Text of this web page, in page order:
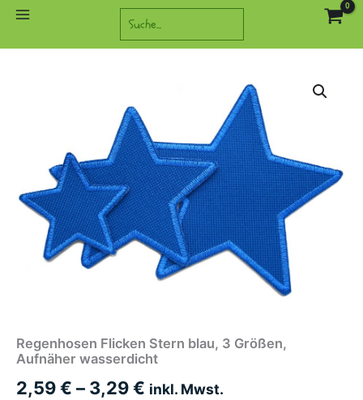
Zum
springen
Regenhosen Flicken Stern blau, 3 Größen,
Aufnäher wasserdicht
2,59€ – 3,29€ inkl. Mwst.